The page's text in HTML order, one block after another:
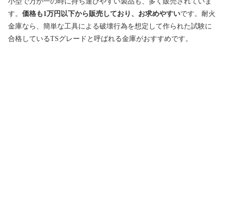
す。 価格も1万円以下から販売しており、お求めやすいです。耐火
金庫なら、簡単な工具による破壊行為を想定して作られた試験に
合格しているTSグレードと呼ばれる金庫がおすすめです。